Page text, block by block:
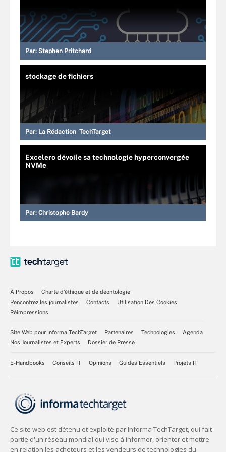
Par: Stephen Pritchard
stockage de fichiers
Par: La Rédaction TechTarget
Excelero dévoile sa technologie hyperconvergée
NVMe
Par: Christophe Bardy
À Propos
Charte d’éthique et de déontologie
Rencontrez les journalistes
Contacts
Utilisation Des Cookies
Réimpressions
Site Web pour Informa TechTarget Partenaires Technologies
Agenda
Nos Journalistes et Experts
Dossier de Presse
E-Handbooks Conseils IT Opinions Guides Essentiels Projets IT